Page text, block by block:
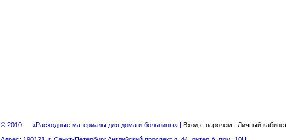
© 2010 — «Расходные материалы для дома и больницы» | Вход с паролем | Личный